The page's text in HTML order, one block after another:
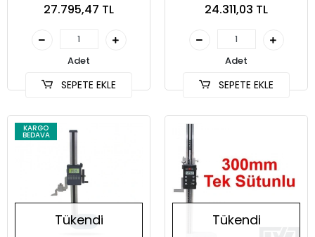
27.795,47 TL
Adet
SEPETE EKLE
24.311,03 TL
Adet
SEPETE EKLE
KARGO
BEDAVA
Tükendi Tükendi